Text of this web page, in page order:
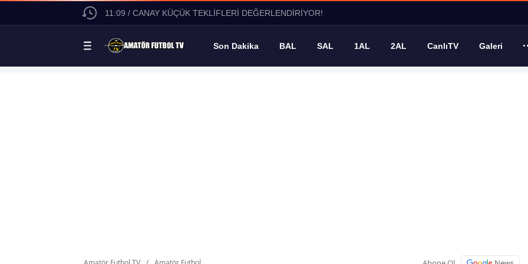
11:09 / CANAY KÜÇÜK TEKLİFLERİ DEĞERLENDİRİYOR!
Son Dakika BAL SAL 1AL 2AL CanlıTV Galeri